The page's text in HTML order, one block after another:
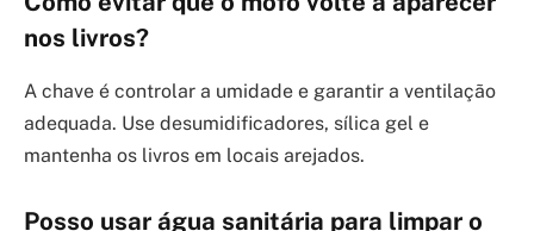
nos livros?
A chave é controlar a umidade e garantir a ventilação
adequada. Use desumidificadores, sílica gel e
mantenha os livros em locais arejados.
Posso usar água sanitária para limpar o